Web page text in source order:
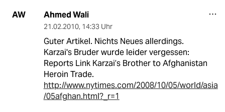
AW Ahmed Wali
21.02.2010, 14:33 Uhr
Guter Artikel. Nichts Neues allerdings.
Karzai's Bruder wurde leider vergessen:
Reports Link Karzai’s Brother to Afghanistan
Heroin Trade.
http://www.nytimes.com/2008/10/05/world/asia
/05afghan.html?_r=1